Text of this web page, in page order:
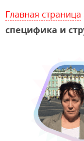
Главная страница
специфика и